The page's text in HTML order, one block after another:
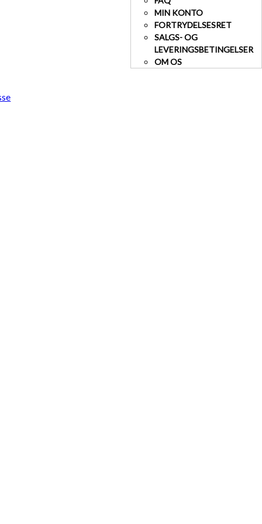
MIN KONTO
FORTRYDELSESRET
SALGS- OG
LEVERINGSBETINGELSER
OM OS